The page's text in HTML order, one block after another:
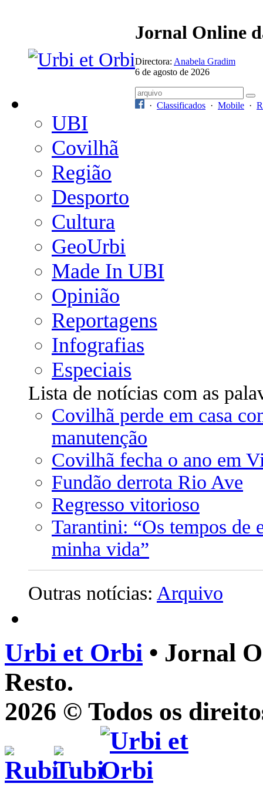
Jornal Online
Directora: Anabela Gradim
6 de agosto de 2026
· Classificados · Mobile ·
UBI
Covilhã
Região
Desporto
Cultura
GeoUrbi
Made In UBI
Opinião
Reportagens
Infografias
Especiais
Lista de notícias com as
Covilhã perde em casa
manutenção
Covilhã fecha o ano em
Fundão derrota Rio Ave
Regresso vitorioso
Tarantini: “Os tempos de
minha vida”
Outras notícias: Arquivo
Urbi et Orbi • Jornal
Resto.
2026 © Todos os